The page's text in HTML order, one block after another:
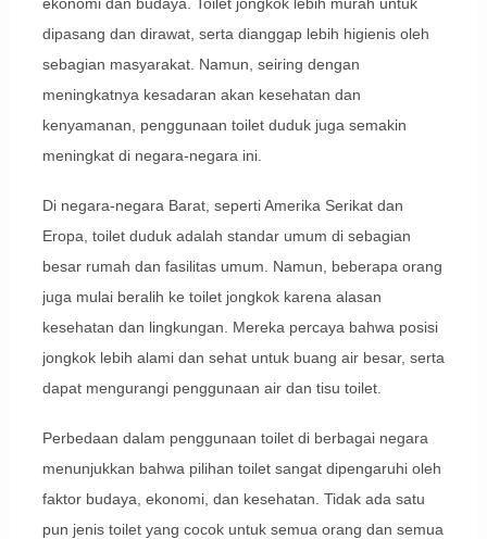
dipasang dan dirawat, serta dianggap lebih higienis oleh
sebagian masyarakat. Namun, seiring dengan
meningkatnya kesadaran akan kesehatan dan
kenyamanan, penggunaan toilet duduk juga semakin
meningkat di negara-negara ini.
Di negara-negara Barat, seperti Amerika Serikat dan
Eropa, toilet duduk adalah standar umum di sebagian
besar rumah dan fasilitas umum. Namun, beberapa orang
juga mulai beralih ke toilet jongkok karena alasan
kesehatan dan lingkungan. Mereka percaya bahwa posisi
jongkok lebih alami dan sehat untuk buang air besar, serta
dapat mengurangi penggunaan air dan tisu toilet.
Perbedaan dalam penggunaan toilet di berbagai negara
menunjukkan bahwa pilihan toilet sangat dipengaruhi oleh
faktor budaya, ekonomi, dan kesehatan. Tidak ada satu
pun jenis toilet yang cocok untuk semua orang dan semua